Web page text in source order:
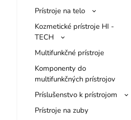
Prístroje na telo
Kozmetické prístroje HI -
TECH
Multifunkčné prístroje
Komponenty do
multifunkčných prístrojov
Príslušenstvo k prístrojom
Prístroje na zuby